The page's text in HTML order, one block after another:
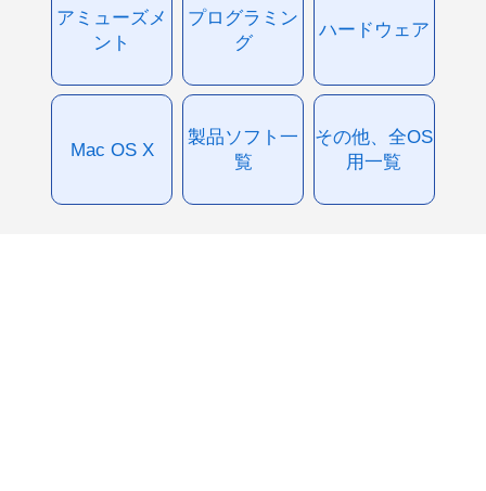
アミューズメ
ント
プログラミン
グ
ハードウェア
Mac OS X
製品ソフト一
覧
その他、全OS
用一覧